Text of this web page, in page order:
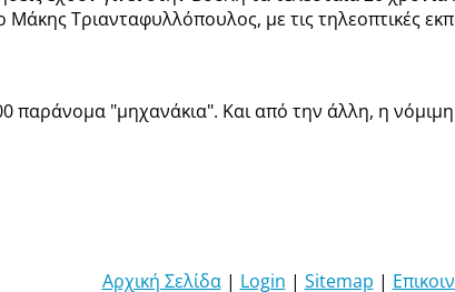
Τριανταφυλλόπουλος, με τις τηλεοπτικές
παράνομα "μηχανάκια". Και από την άλλη, η
Αρχική Σελίδα| Login | Sitemap |